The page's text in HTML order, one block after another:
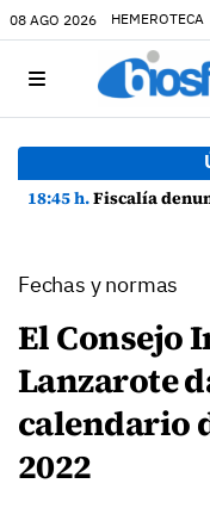
08 AGO 2026 HEMEROTECA
18:45 h.Fiscalía denuncia a Yonathan
Fechas y normas
El Consejo
Lanzarote
calendario
2022